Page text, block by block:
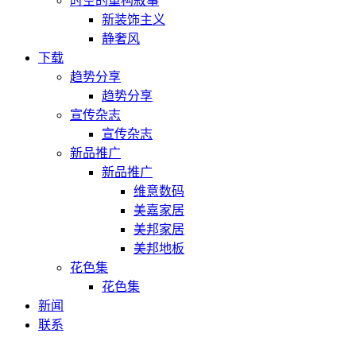
新装饰主义
静奢风
下载
趋势分享
趋势分享
宣传杂志
宣传杂志
新品推广
新品推广
维意数码
美嘉家居
美邦家居
美邦地板
花色集
花色集
新闻
联系